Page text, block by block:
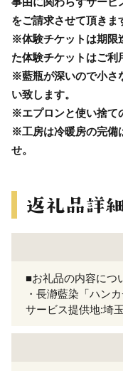
をご請求させて頂きま
※体験チケットは期限
た体験チケットはご利
※藍瓶が深いので小さ
い致します。
※エプロンと使い捨て
※工房は冷暖房の完備
せ。
■お礼品の内容につ
・長瀞藍染「ハン
サービス提供地:埼